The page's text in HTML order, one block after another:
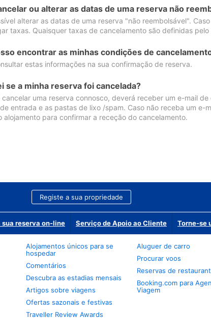
ou alterar as datas de uma reserva não
alterar as datas de uma reserva "não reembolsável".
taxas. Quaisquer taxas de cancelamento são definidas pelo
encontrar as minhas condições de
estas informações na sua confirmação de reserva.
se a minha reserva foi cancelada?
cancelar uma reserva connosco, deverá receber um e-mail
entrada e as pastas de lixo /spam. Caso não receba um e-
alojamento para confirmar a receção do cancelamento.
Registe a sua propriedade
reserva on-line Serviço de Apoio ao Cliente Torne-se
Alojamentos únicos para se
hospedar
Comentários
Descubra as estadias mensais
Artigos sobre viagens
Ofertas sazonais e festivas
Traveller Review Awards
Aluguer de carro
Procurar voos
Reservas de
Booking.com para
Viagem